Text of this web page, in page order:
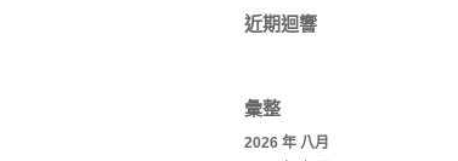
近期迴響
彙整
2026 年 八月